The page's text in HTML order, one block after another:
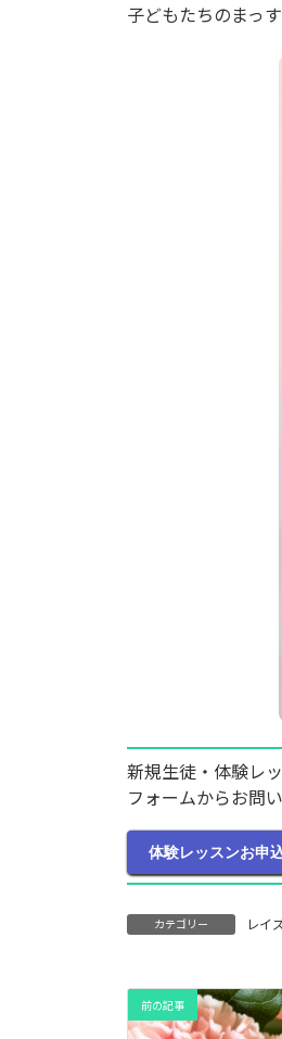
子どもたちのまっ
新規生徒・体験レ
フォームからお問
体験レッスンお申
カテゴリー レイ
前の記事